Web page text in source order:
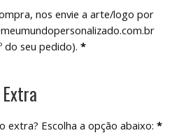
nos envie a arte/logo por
do seu pedido). *
extra? Escolha a opção abaixo: *